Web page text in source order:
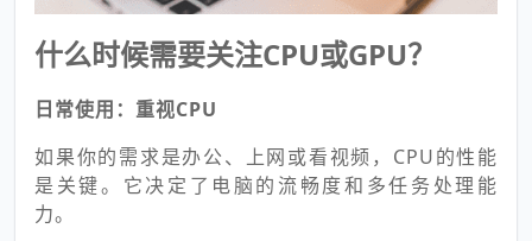
什么时候需要关注CPU或GPU？
日常使用：重视CPU
如果你的需求是办公、上网或看视频，CPU的性能
是关键。它决定了电脑的流畅度和多任务处理能
力。